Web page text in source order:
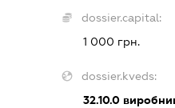
dossier.capital:
1 000 грн.
dossier.kveds:
32.10.0